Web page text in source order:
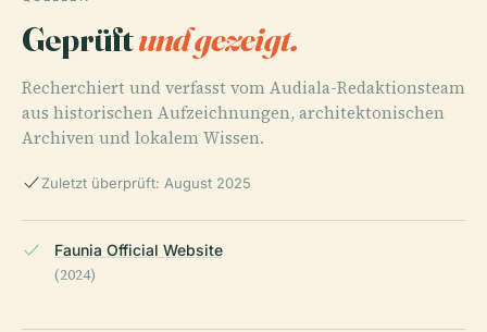
Geprüftund gezeigt.
Recherchiert und verfasst vom Audiala-Redaktionsteam
aus historischen Aufzeichnungen, architektonischen
Archiven und lokalem Wissen.
Zuletzt überprüft: August 2025
Faunia Official Website
(2024)